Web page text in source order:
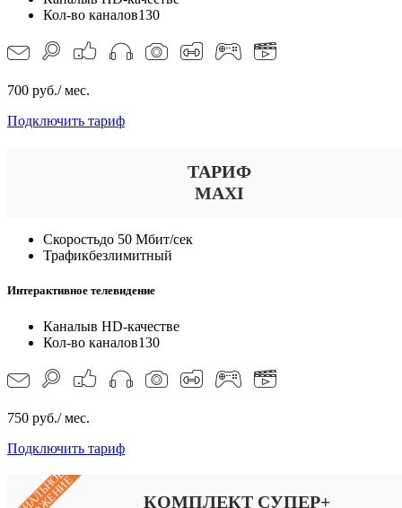
Кол-во каналов130
700 руб./ мес.
Подключить тариф
ТАРИФ
MAXI
Скоростьдо 50 Мбит/сек
Трафикбезлимитный
Интерактивное телевидение
Каналыв HD-качестве
Кол-во каналов130
750 руб./ мес.
Подключить тариф
КОМПЛЕКТ СУПЕР+